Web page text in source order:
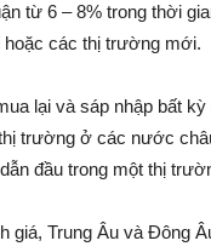
từ 6 – 8% trong thời
hoặc các thị trường mới.
lại và sáp nhập bất
trường ở các nước
đầu trong một thị
giá, Trung Âu và Đông